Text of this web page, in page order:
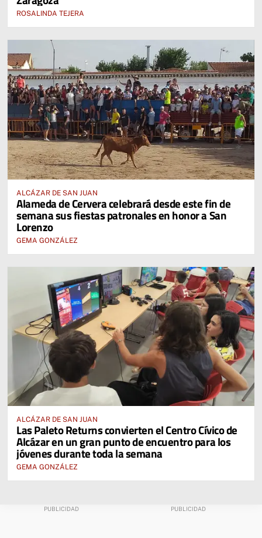
ROSALINDA TEJERA
ALCÁZAR DE SAN JUAN
Alameda de Cervera celebrará desde este fin de
semana sus fiestas patronales en honor a San
Lorenzo
GEMA GONZÁLEZ
ALCÁZAR DE SAN JUAN
Las Paleto Returns convierten el Centro Cívico de
Alcázar en un gran punto de encuentro para los
jóvenes durante toda la semana
GEMA GONZÁLEZ